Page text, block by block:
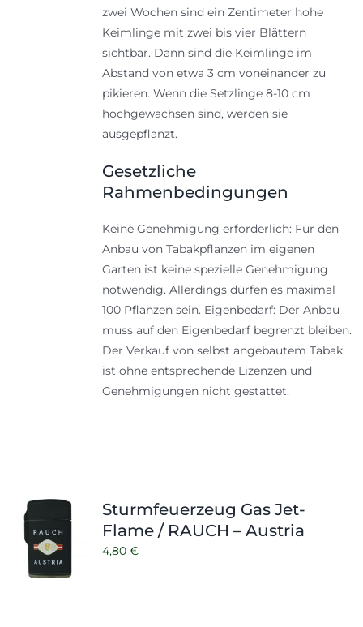
zwei Wochen sind ein Zentimeter hohe
Keimlinge mit zwei bis vier Blättern
sichtbar. Dann sind die Keimlinge im
Abstand von etwa 3 cm voneinander zu
pikieren. Wenn die Setzlinge 8-10 cm
hochgewachsen sind, werden sie
ausgepflanzt.
Gesetzliche
Rahmenbedingungen
Keine Genehmigung erforderlich: Für den
Anbau von Tabakpflanzen im eigenen
Garten ist keine spezielle Genehmigung
notwendig. Allerdings dürfen es maximal
100 Pflanzen sein. Eigenbedarf: Der Anbau
muss auf den Eigenbedarf begrenzt bleiben.
Der Verkauf von selbst angebautem Tabak
ist ohne entsprechende Lizenzen und
Genehmigungen nicht gestattet.
Sturmfeuerzeug Gas Jet-
Flame / RAUCH – Austria
4,80 €